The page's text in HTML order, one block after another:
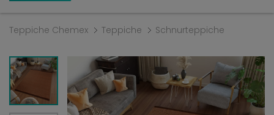
Teppiche Chemex Teppiche Schnurteppiche